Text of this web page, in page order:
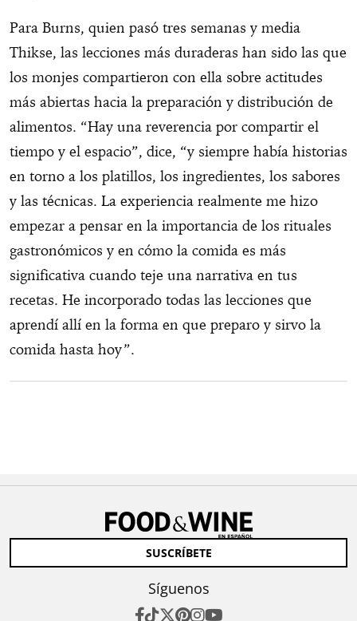
Para Burns, quien pasó tres semanas y media
Thikse, las lecciones más duraderas han sido las que
los monjes compartieron con ella sobre actitudes
más abiertas hacia la preparación y distribución de
alimentos. “Hay una reverencia por compartir el
tiempo y el espacio”, dice, “y siempre había historias
en torno a los platillos, los ingredientes, los sabores
y las técnicas. La experiencia realmente me hizo
empezar a pensar en la importancia de los rituales
gastronómicos y en cómo la comida es más
significativa cuando teje una narrativa en tus
recetas. He incorporado todas las lecciones que
aprendí allí en la forma en que preparo y sirvo la
comida hasta hoy”.
SUSCRÍBETE
Síguenos